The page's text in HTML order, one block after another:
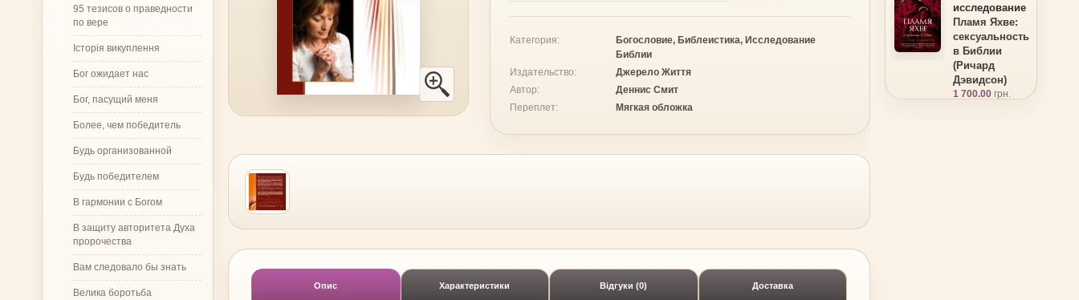
95 тезисов о праведности
по вере
Історія викуплення
Бог ожидает нас
Бог, пасущий меня
Более, чем победитель
Будь организованной
Будь победителем
В гармонии с Богом
В защиту авторитета Духа
пророчества
Вам следовало бы знать
Велика боротьба
Категория:
Богословие, Библеистика, Исследование
Библии
Издательство:
Джерело Життя
Автор:
Деннис Смит
Переплет:
Мягкая обложка
Опис Характеристики Відгуки (0) Доставка
исследование
Пламя Яхве:
сексуальность
в Библии
(Ричард
Дэвидсон)
1 700.00 грн.